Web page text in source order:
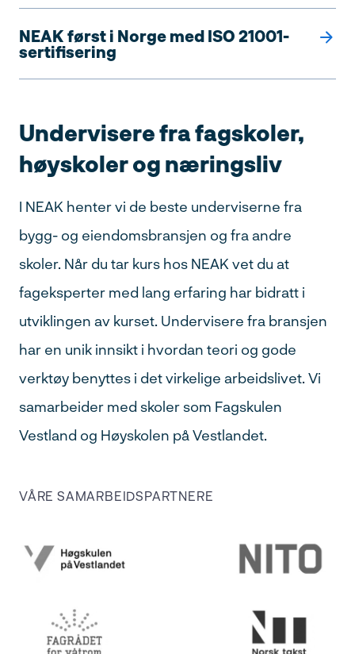
Søk
etter:
NEAK først i Norge med ISO 21001-
sertifisering
Undervisere fra fagskoler,
høyskoler og næringsliv
I NEAK henter vi de beste underviserne fra
bygg- og eiendomsbransjen og fra andre
skoler. Når du tar kurs hos NEAK vet du at
fageksperter med lang erfaring har bidratt i
utviklingen av kurset. Undervisere fra bransjen
har en unik innsikt i hvordan teori og gode
verktøy benyttes i det virkelige arbeidslivet. Vi
samarbeider med skoler som Fagskulen
Vestland og Høyskolen på Vestlandet.
VÅRE SAMARBEIDSPARTNERE